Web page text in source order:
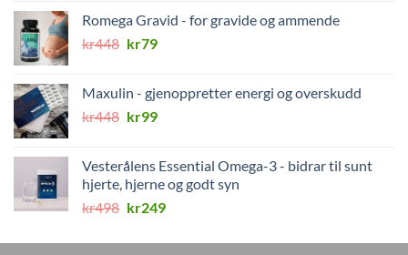
kr499.kr149.
Romega Gravid - for gravide og ammende
kr448 Opprinnelig
kr448.
kr79Nåværende
kr79.
Maxulin - gjenoppretter energi og overskudd
kr448 Opprinnelig
kr448.
kr99Nåværende
kr99.
Vesterålens Essential Omega-3 - bidrar til sunt
hjerte, hjerne og godt syn
kr498 Opprinnelig
var:
kr249Nåværende
er: